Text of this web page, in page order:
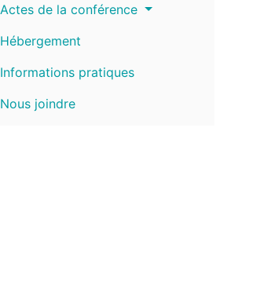
Actes de la conférence
Hébergement
Informations pratiques
Nous joindre